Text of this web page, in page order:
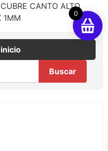
CANTO ALTO
1MM
Buscar
0